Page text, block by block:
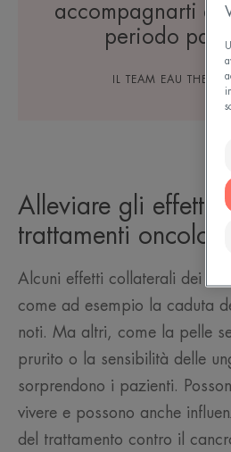
accompagnarti
periodo
IL TEAM EAU
Alleviare gli effetti
trattamenti
Alcuni effetti collaterali dei
come ad esempio la caduta
noti. Ma altri, come la pelle
prurito o la sensibilità delle
sorprendono i pazienti.
vivere e possono anche
del trattamento contro il